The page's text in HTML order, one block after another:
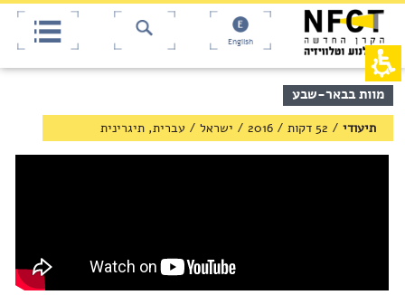
תחילתו
אינטרנט,
לחץ
אנטר
כדי
לאזור
תוכן
ראש
באפשרותך
ללחוץ
אנטר
כדי
לדלג
English
תוכן
מרכזי,
באפשרותך
ללחוץ
אנטר
מוות בבאר-שבע
תיעודי / 52 דקות /
2016
/ ישראל / עברית, תיגרינית